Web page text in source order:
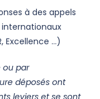
à des appels
internationaux
Excellence …)
ou par
déposés ont